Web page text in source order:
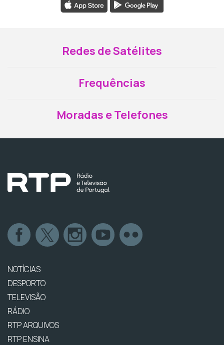
Redes de Satélites
Frequências
Moradas e Telefones
NOTÍCIAS
DESPORTO
TELEVISÃO
RÁDIO
RTP ARQUIVOS
RTP ENSINA